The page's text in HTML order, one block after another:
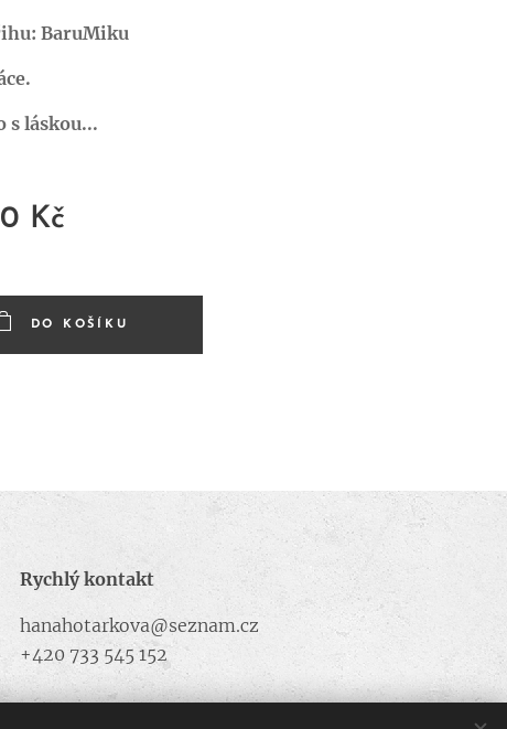
BaruMiku
s láskou...
Kč
DO KOŠÍKU
Rychlý kontakt
hanahotarkova@seznam.cz
+420 733 545 152